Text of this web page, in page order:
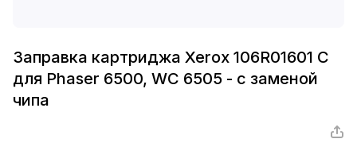
Заправка картриджа Xerox 106R01601 C
для Phaser 6500, WC 6505 - с заменой
чипа